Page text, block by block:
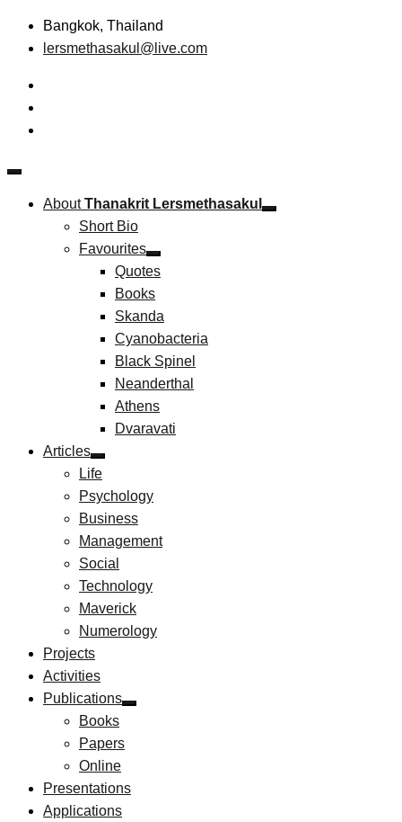
Skip
Bangkok, Thailand
lersmethasakul@live.com
Thanakrit Lersmethasakul
Technopreneurship
AboutThanakrit Lersmethasakul
Short Bio
Favourites
Quotes
Books
Skanda
Cyanobacteria
Black Spinel
Neanderthal
Athens
Dvaravati
Articles
Life
Psychology
Business
Management
Social
Technology
Maverick
Numerology
Projects
Activities
Publications
Books
Papers
Online
Presentations
Applications